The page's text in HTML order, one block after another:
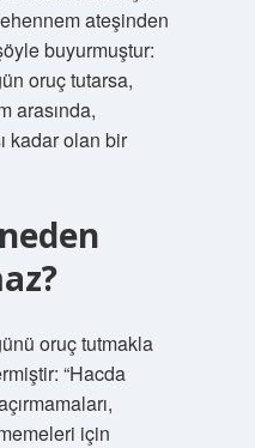
ateşinden
buyurmuştur:
oruç tutarsa,
arasında,
kadar olan bir
oruç tutmakla
“Hacda
için